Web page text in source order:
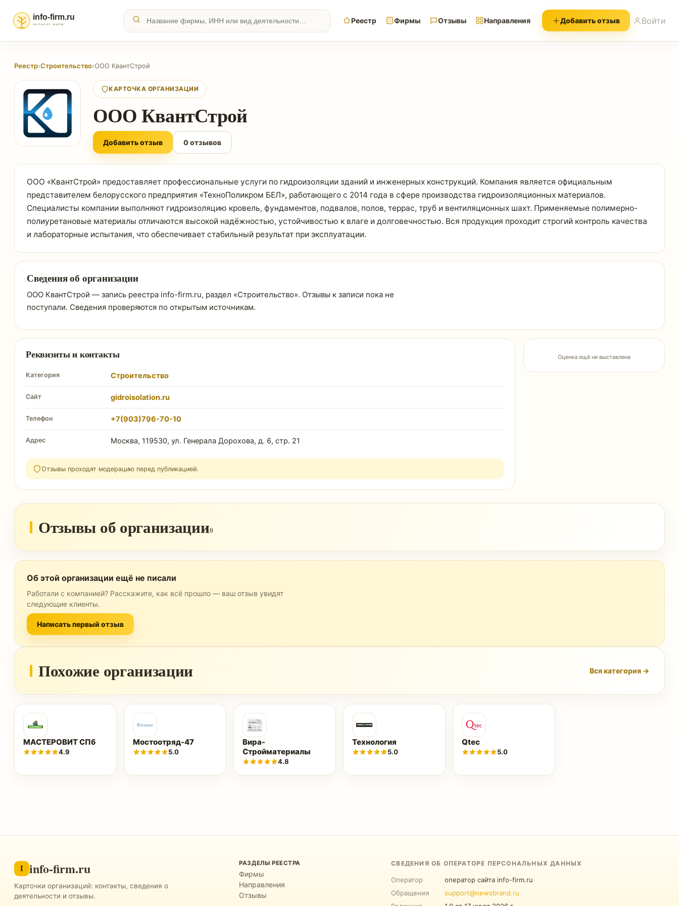
Реестр Фирмы Отзывы Направления Добавить отзыв Войти
Реестр›Строительство›ООО КвантСтрой
КАРТОЧКА ОРГАНИЗАЦИИ
ООО КвантСтрой
Добавить отзыв 0 отзывов
ООО «КвантСтрой» предоставляет профессиональные услуги по гидроизоляции зданий и инженерных конструкций. Компания является официальным
представителем белорусского предприятия «ТехноПоликром БЕЛ», работающего с 2014 года в сфере производства гидроизоляционных материалов.
Специалисты компании выполняют гидроизоляцию кровель, фундаментов, подвалов, полов, террас, труб и вентиляционных шахт. Применяемые полимерно-
полиуретановые материалы отличаются высокой надёжностью, устойчивостью к влаге и долговечностью. Вся продукция проходит строгий контроль качества
и лабораторные испытания, что обеспечивает стабильный результат при эксплуатации.
Сведения об организации
ООО КвантСтрой — запись реестра info-firm.ru, раздел «Строительство». Отзывы к записи пока не
поступали. Сведения проверяются по открытым источникам.
Реквизиты и контакты
Категория Строительство
Сайт gidroisolation.ru
Телефон +7(903)796-70-10
Адрес Москва, 119530, ул. Генерала Дорохова, д. 6, стр. 21
Отзывы проходят модерацию перед публикацией.
Оценка ещё не выставлена
Отзывы об организации0
Об этой организации ещё не писали
Работали с компанией? Расскажите, как всё прошло — ваш отзыв увидят
следующие клиенты.
Написать первый отзыв
Похожие организации Вся категория →
МАСТЕРОВИТ СПб
4.9
Мостоотряд-47
5.0
Вира-
Стройматериалы
4.8
Технология
5.0
Qtec
5.0
I info-firm.ru
Карточки организаций: контакты, сведения о
деятельности и отзывы.
РАЗДЕЛЫ РЕЕСТРА
Фирмы
Направления
Отзывы
СВЕДЕНИЯ ОБ ОПЕРАТОРЕ ПЕРСОНАЛЬНЫХ ДАННЫХ
Оператор
оператор сайта info-firm.ru
Обращения
support@newsbrand.ru